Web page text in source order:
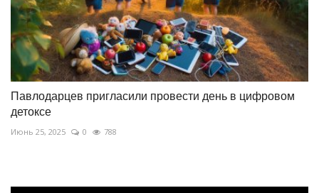
Павлодарцев пригласили провести день в цифровом
детоксе
Июнь 25, 2025 0 788